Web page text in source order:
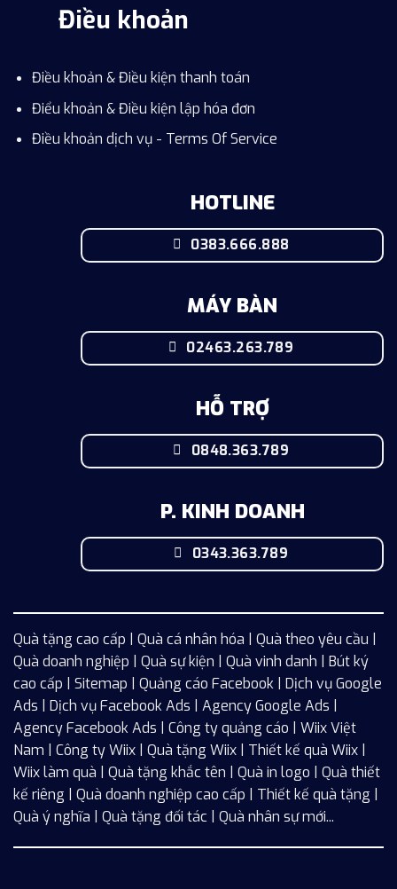
Điều khoản
Điều khoản & Điều kiện thanh toán
Điểu khoản & Điều kiện lập hóa đơn
Điều khoản dịch vụ - Terms Of Service
HOTLINE
0383.666.888
MÁY BÀN
02463.263.789
HỖ TRỢ
0848.363.789
P. KINH DOANH
0343.363.789
Quà tặng cao cấp | Quà cá nhân hóa | Quà theo yêu cầu |
Quà doanh nghiệp | Quà sự kiện | Quà vinh danh | Bút ký
cao cấp | Sitemap | Quảng cáo Facebook | Dịch vụ Google
Ads | Dịch vụ Facebook Ads | Agency Google Ads |
Agency Facebook Ads | Công ty quảng cáo | WiixViệt
Nam | Công ty Wiix | Quà tặng Wiix | Thiết kế quà Wiix |
Wiix làm quà | Quà tặng khắc tên | Quà in logo | Quà thiết
kế riêng | Quà doanh nghiệp cao cấp | Thiết kế quà tặng |
Quà ý nghĩa | Quà tặng đối tác | Quà nhân sự mới...